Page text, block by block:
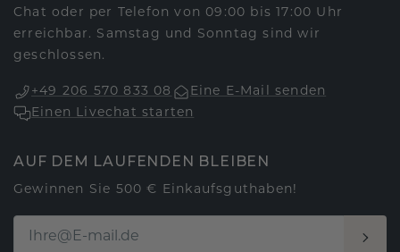
Chat oder per Telefon von 09:00 bis 17:00 Uhr
erreichbar. Samstag und Sonntag sind wir
geschlossen.
+49 206 570 833 08
Eine E-Mail senden
Einen Livechat starten
AUF DEM LAUFENDEN BLEIBEN
Gewinnen Sie 500 € Einkaufsguthaben!